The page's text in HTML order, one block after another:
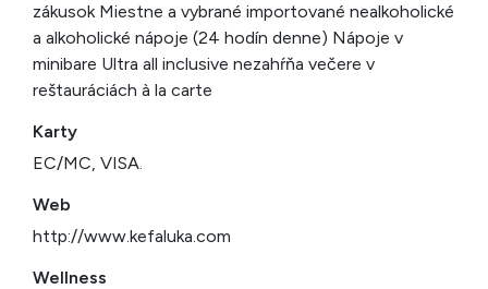
zákusok Miestne a vybrané importované nealkoholické
a alkoholické nápoje (24 hodín denne) Nápoje v
minibare Ultra all inclusive nezahŕňa večere v
reštauráciách à la carte
Karty
EC/MC, VISA.
Web
http://www.kefaluka.com
Wellness